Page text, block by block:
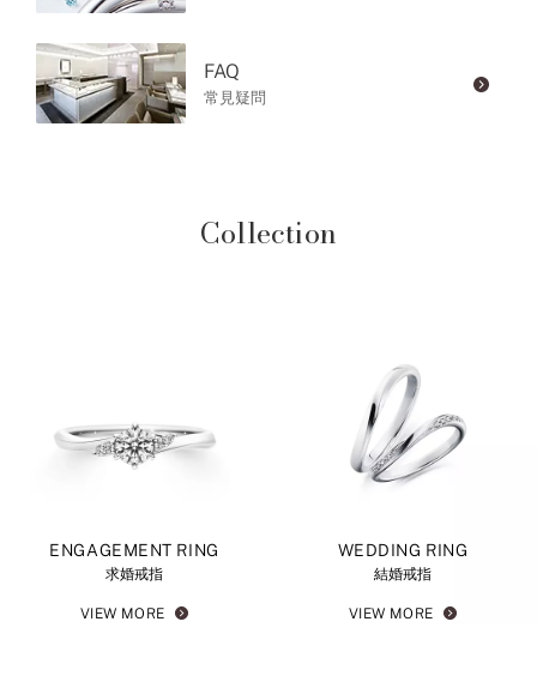
FAQ
常見疑問
Collection
ENGAGEMENT RING
求婚戒指
VIEW MORE
WEDDING RING
結婚戒指
VIEW MORE